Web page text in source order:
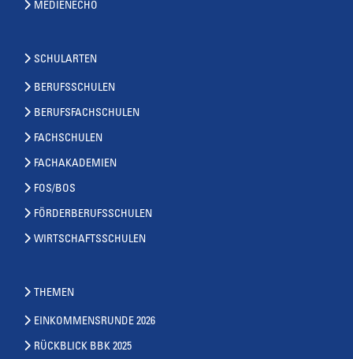
MEDIENECHO
SCHULARTEN
BERUFSSCHULEN
BERUFSFACHSCHULEN
FACHSCHULEN
FACHAKADEMIEN
FOS/BOS
FÖRDERBERUFSSCHULEN
WIRTSCHAFTSSCHULEN
THEMEN
EINKOMMENSRUNDE 2026
RÜCKBLICK BBK 2025